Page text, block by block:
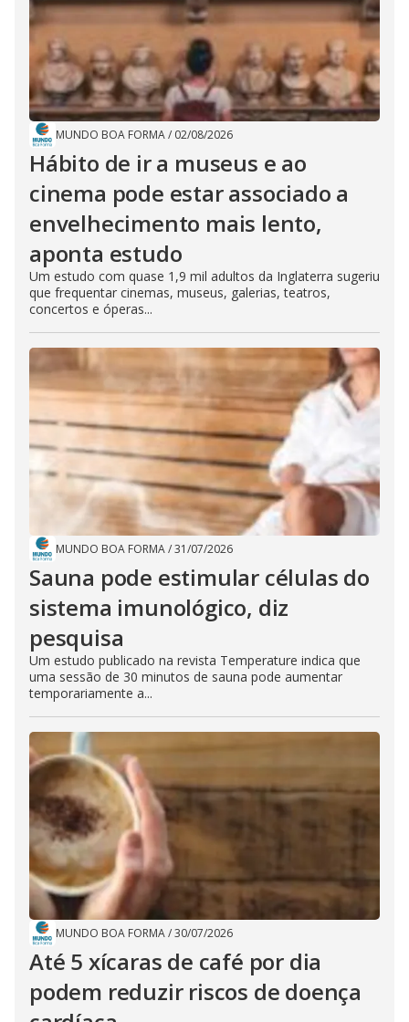
MUNDO BOA FORMA/ 02/08/2026
Hábito de ir a museus e ao
cinema pode estar associado a
envelhecimento mais lento,
aponta estudo
Um estudo com quase 1,9 mil adultos da Inglaterra sugeriu
que frequentar cinemas, museus, galerias, teatros,
concertos e óperas...
MUNDO BOA FORMA/31/07/2026
Sauna pode estimular células do
sistema imunológico, diz
pesquisa
Um estudo publicado na revista Temperature indica que
uma sessão de 30 minutos de sauna pode aumentar
temporariamente a...
MUNDO BOA FORMA/30/07/2026
Até 5 xícaras de café por dia
podem reduzir riscos de doença